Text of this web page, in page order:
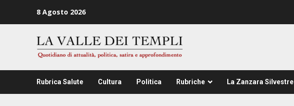
8 Agosto 2026
Rubrica Salute Cultura Politica Rubriche La Zanzara Silvestre